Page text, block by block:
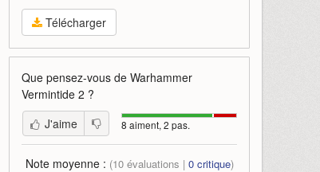
Télécharger
Que pensez-vous de Warhammer
Vermintide 2 ?
8 aiment, 2 pas.
J'aime
Note moyenne : (10évaluations | 0critique)